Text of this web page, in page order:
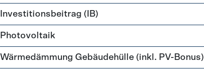
Investitionsbeitrag (IB)
Photovoltaik
Wärmedämmung Gebäudehülle (inkl. PV-Bonus)